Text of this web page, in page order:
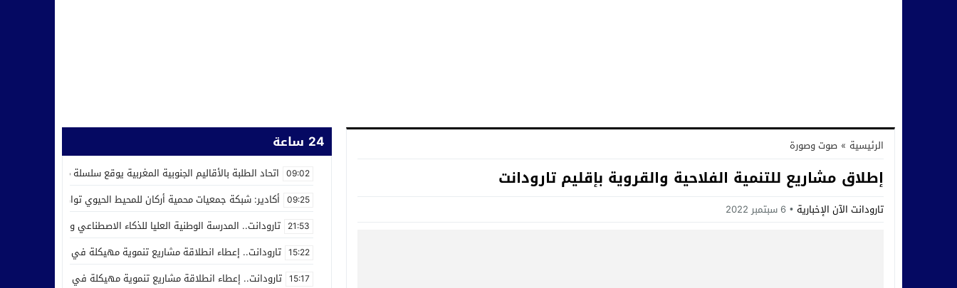
الرئيسية » صوت وصورة
إطلاق مشاريع للتنمية الفلاحية والقروية بإقليم تارودانت
تارودانت الآن الإخبارية 6 سبتمبر 2022
24 ساعة
09:02 اتحاد الطلبة بالأقاليم الجنوبية المغربية يوقع سلسلة من اتفاقيات
09:25 أكادير: شبكة جمعيات محمية أركان للمحيط الحيوي تواصل عملها من أجل
21:53 تارودانت.. المدرسة الوطنية العليا للذكاء الاصطناعي وعلوم
15:22 تارودانت.. إعطاء انطلاقة مشاريع تنموية مهيكلة في إطار الاحتفال بالذكرى الـ27 لعيد
15:17 تارودانت.. إعطاء انطلاقة مشاريع تنموية مهيكلة في إطار الاحتفال بالذكرى الـ27 لعيد